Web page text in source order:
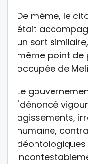
De même, le
était
un sort
même point de
occupée de
Le
"dénoncé
agissements,
humaine,